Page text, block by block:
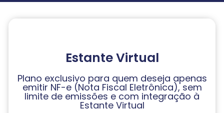
Estante Virtual
Plano exclusivo para quem deseja apenas
emitir NF-e (Nota Fiscal Eletrônica), sem
limite de emissões e com integração à
Estante Virtual